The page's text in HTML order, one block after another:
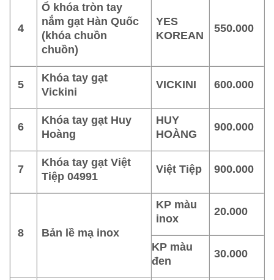
4
Ổ khóa tròn tay
nắm gạt Hàn Quốc
(khóa chuồn
chuồn)
YES
KOREAN
550.000
5
Khóa tay gạt
Vickini
VICKINI 600.000
6
Khóa tay gạt Huy
Hoàng
HUY
HOÀNG
900.000
7
Khóa tay gạt Việt
Tiệp 04991
Việt Tiệp 900.000
8 Bản lề mạ inox
KP màu
inox
20.000
KP màu
đen
30.000